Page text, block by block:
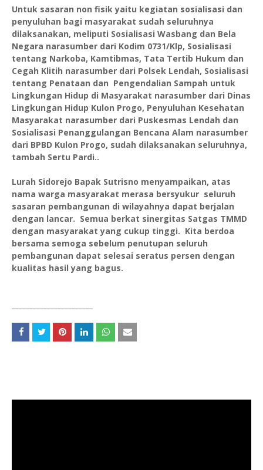
Untuk sasaran non fisik yaitu kegiatan sosialisasi dan
penyuluhan bagi masyarakat sudah seluruhnya
dilaksanakan, meliputi Sosialisasi Wasbang dan Bela
Negara narasumber dari Kodim 0731/Klp, Sosialisasi
tentang Narkoba, Kamtibmas, Tata Tertib Hukum dan
Cegah Klitih narasumber dari Polsek Lendah, Sosialisasi
tentang Penataan dan Pengendalian Sampah untuk
Lingkungan Hidup di Masyarakat narasumber dari Dinas
Lingkungan Hidup Kulon Progo, Penyuluhan Kesehatan
Masyarakat narasumber dari Puskesmas Lendah dan
Sosialisasi Penanggulangan Bencana Alam narasumber
dari BPBD Kulon Progo, sudah dilaksanakan seluruhnya,
tambah Sertu Pardi..
Lurah Sidorejo Bapak Sutrisno menyampaikan, atas
nama warga masyarakat merasa bersyukur seluruh
sasaran pembangunan di wilayahnya dapat berjalan
dengan lancar. Semua berkat sinergitas Satgas TMMD
dengan masyarakat yang cukup tinggi. Kita berdoa
bersama semoga sebelum penutupan seluruh
pembangunan dapat selesai seratus persen dengan
kualitas hasil yang bagus.